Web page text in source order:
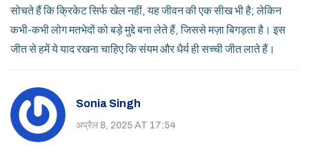
सोचते हैं कि क्रिकेट सिर्फ खेल नहीं, यह जीवन की एक सीख भी है; लेकिन
कभी-कभी लोग मतभेदों को बड़े मुद्दे बना लेते हैं, जिससे मज़ा बिगड़ता है। इस
जीत से हमें ये याद रखना चाहिए कि संयम और धैर्य ही सच्ची जीत लाते हैं।
Sonia Singh
अप्रैल 8, 2025 AT 17:54